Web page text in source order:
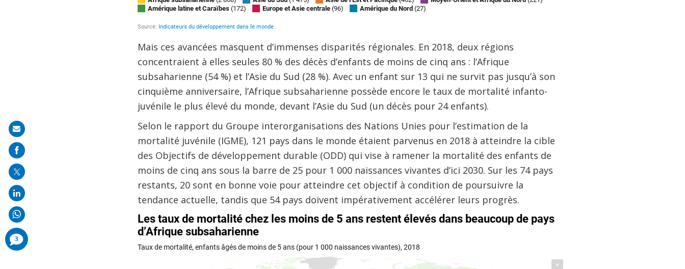
Mais ces avancées masquent d’immenses disparités régionales. En 2018, deux régions
concentraient à elles seules 80 % des décès d’enfants de moins de cinq ans : l’Afrique
subsaharienne (54 %) et l’Asie du Sud (28 %). Avec un enfant sur 13 qui ne survit pas jusqu’à son
cinquième anniversaire, l’Afrique subsaharienne possède encore le taux de mortalité infanto-
juvénile le plus élevé du monde, devant l’Asie du Sud (un décès pour 24 enfants).
Selon le rapport du Groupe interorganisations des Nations Unies pour l’estimation de la
mortalité juvénile (IGME), 121 pays dans le monde étaient parvenus en 2018 à atteindre la cible
des Objectifs de développement durable (ODD) qui vise à ramener la mortalité des enfants de
moins de cinq ans sous la barre de 25 pour 1 000 naissances vivantes d’ici 2030. Sur les 74 pays
restants, 20 sont en bonne voie pour atteindre cet objectif à condition de poursuivre la
tendance actuelle, tandis que 54 pays doivent impérativement accélérer leurs progrès.
Share
on
mail
3
comments
added